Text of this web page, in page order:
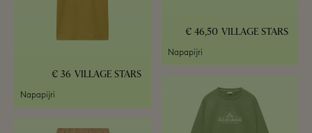
VILLAGE STARS
46,50 €
Napapijri
VILLAGE STARS
36 €
Napapijri